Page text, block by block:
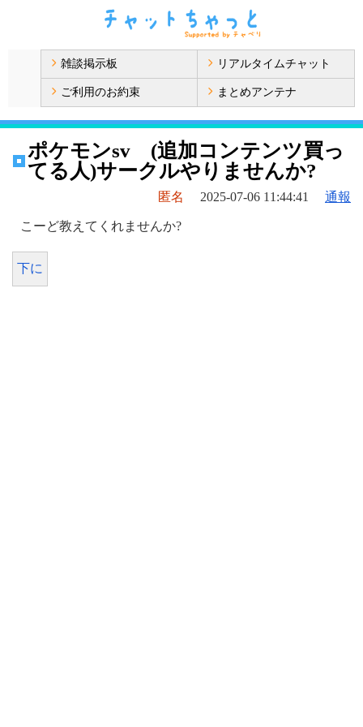
雑談掲示板 リアルタイムチャット
ご利用のお約束 まとめアンテナ
ポケモンsv (追加コンテンツ買っ
てる人)サークルやりませんか?
匿名 2025-07-06 11:44:41 通報
こーど教えてくれませんか?
下に